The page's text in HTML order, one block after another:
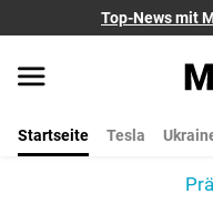
Top-News mit
Startseite Tesla